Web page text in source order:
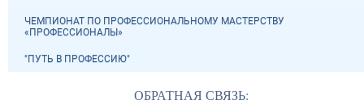
ЧЕМПИОНАТ ПО ПРОФЕССИОНАЛЬНОМУ МАСТЕРСТВУ
«ПРОФЕССИОНАЛЫ»
"ПУТЬ В ПРОФЕССИЮ"
ОБРАТНАЯ СВЯЗЬ: